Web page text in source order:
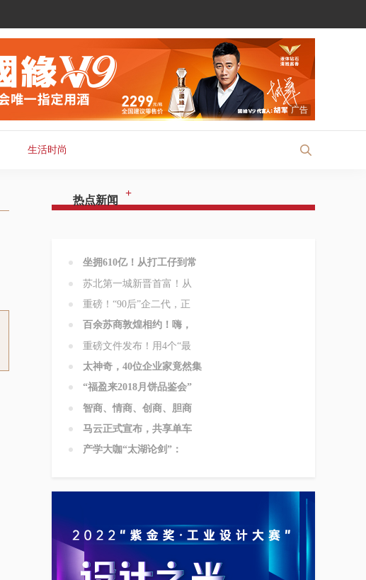
广告
生活时尚
热点新闻
+
坐拥610亿！从打工仔到常
苏北第一城新晋首富！从
重磅！“90后”企二代，正
百余苏商敦煌相约！嗨，
重磅文件发布！用4个“最
太神奇，40位企业家竟然集
“福盈来2018月饼品鉴会”
智商、情商、创商、胆商
马云正式宣布，共享单车
产学大咖“太湖论剑”：